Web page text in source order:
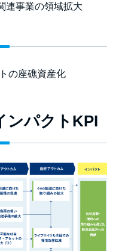
連事業の領域拡大
の座礁資産化
ンパクトKPI